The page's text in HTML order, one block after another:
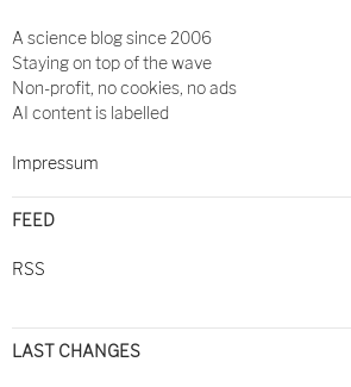
A science blog since 2006
Staying on top of the wave
Non-profit, no cookies, no ads
AI content is labelled
Impressum
FEED
RSS
LAST CHANGES